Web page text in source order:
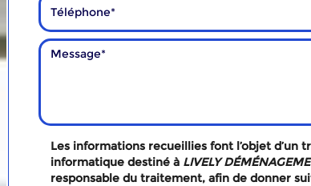
Les informations recueillies font l’objet d’un
informatique destiné à LIVELY
responsable du traitement, afin de donner